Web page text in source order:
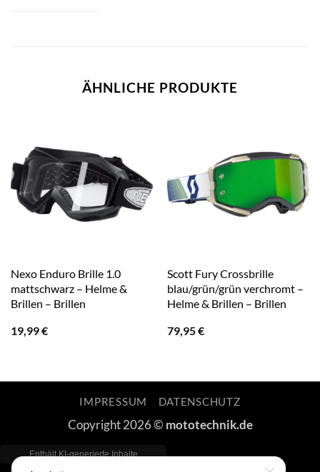
ÄHNLICHE PRODUKTE
Nexo Enduro Brille 1.0
mattschwarz – Helme &
Brillen – Brillen
19,99€
Scott Fury Crossbrille
blau/grün/grün verchromt –
Helme & Brillen – Brillen
79,95€
IMPRESSUM DATENSCHUTZ
Copyright 2026 © mototechnik.de